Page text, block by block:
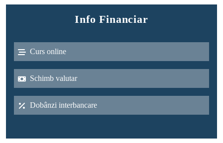
Info Financiar
Curs online
Schimb valutar
Dobânzi interbancare